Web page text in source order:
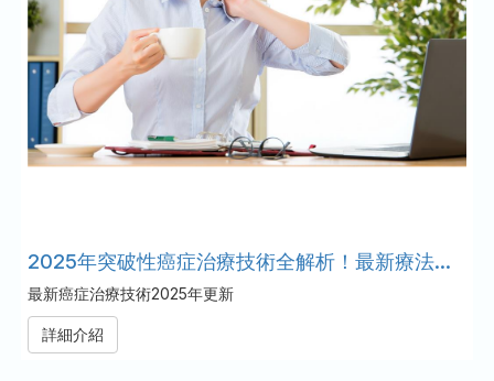
2025年突破性癌症治療技術全解析！最新療法帶來希望的曙光
最新癌症治療技術2025年更新
詳細介紹